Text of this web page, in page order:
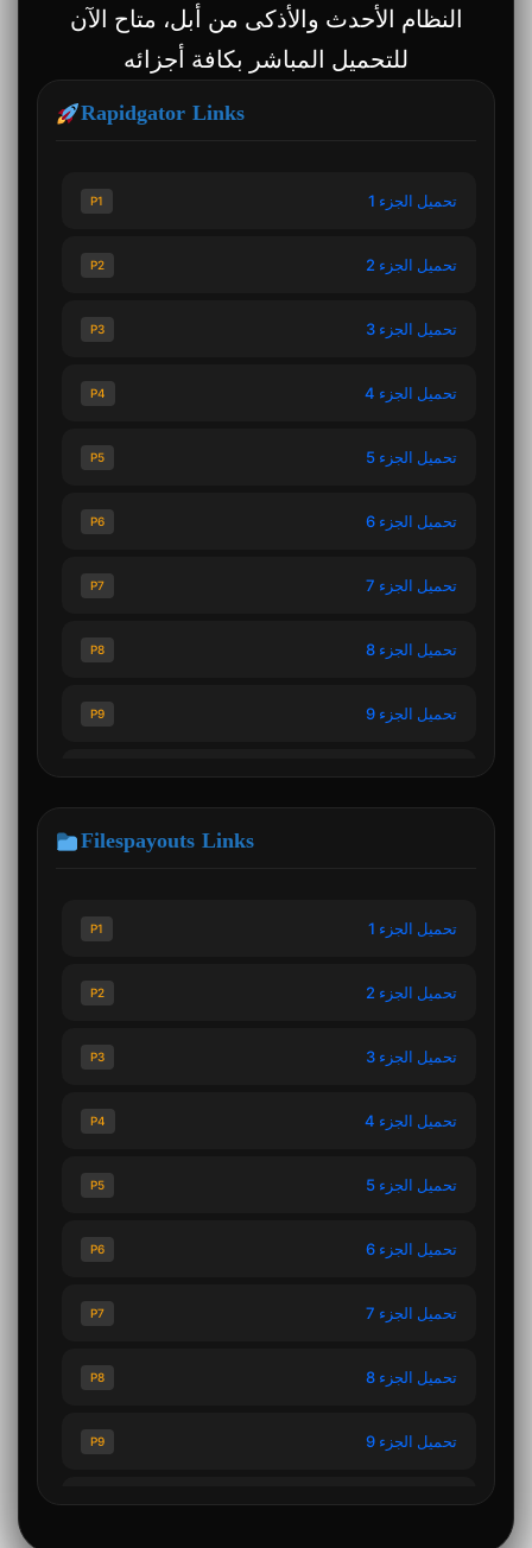
النظام الأحدث والأذكى من أبل، متاح الآن
للتحميل المباشر بكافة أجزائه
Rapidgator Links
تحميل الجزء 1 P1
تحميل الجزء 2 P2
تحميل الجزء 3 P3
تحميل الجزء 4 P4
تحميل الجزء 5 P5
تحميل الجزء 6 P6
تحميل الجزء 7 P7
تحميل الجزء 8 P8
تحميل الجزء 9 P9
تحميل الجزء 10 P10
P11
Filespayouts Links
تحميل الجزء 1 P1
تحميل الجزء 2 P2
تحميل الجزء 3 P3
تحميل الجزء 4 P4
تحميل الجزء 5 P5
تحميل الجزء 6 P6
تحميل الجزء 7 P7
تحميل الجزء 8 P8
تحميل الجزء 9 P9
تحميل الجزء 10 P10